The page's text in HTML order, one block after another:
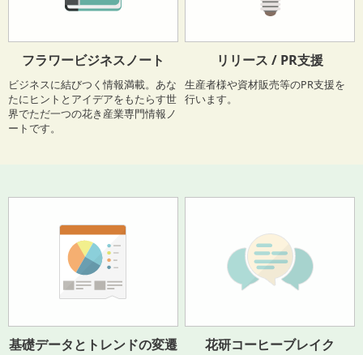
フラワービジネスノート
ビジネスに結びつく情報満載。あな
たにヒントとアイデアをもたらす世
界でただ一つの花き産業専門情報ノ
ートです。
リリース / PR支援
生産者様や資材販売等のPR支援を
行います。
基礎データとトレンドの変遷 花研コーヒーブレイク